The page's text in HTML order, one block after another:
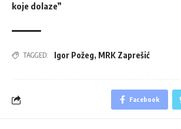
koje dolaze”
TAGGED: Igor Požeg, MRK Zaprešić
Facebook